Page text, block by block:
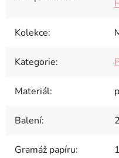
Kolekce:
Kategorie:
Materiál:
Balení:
Gramáž papíru: